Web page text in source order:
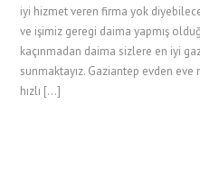
iyi hizmet veren firma yok
ve işimiz geregi daima yapmış
kaçınmadan daima sizlere en iyi
sunmaktayız. Gaziantep evden eve
hızlı […]